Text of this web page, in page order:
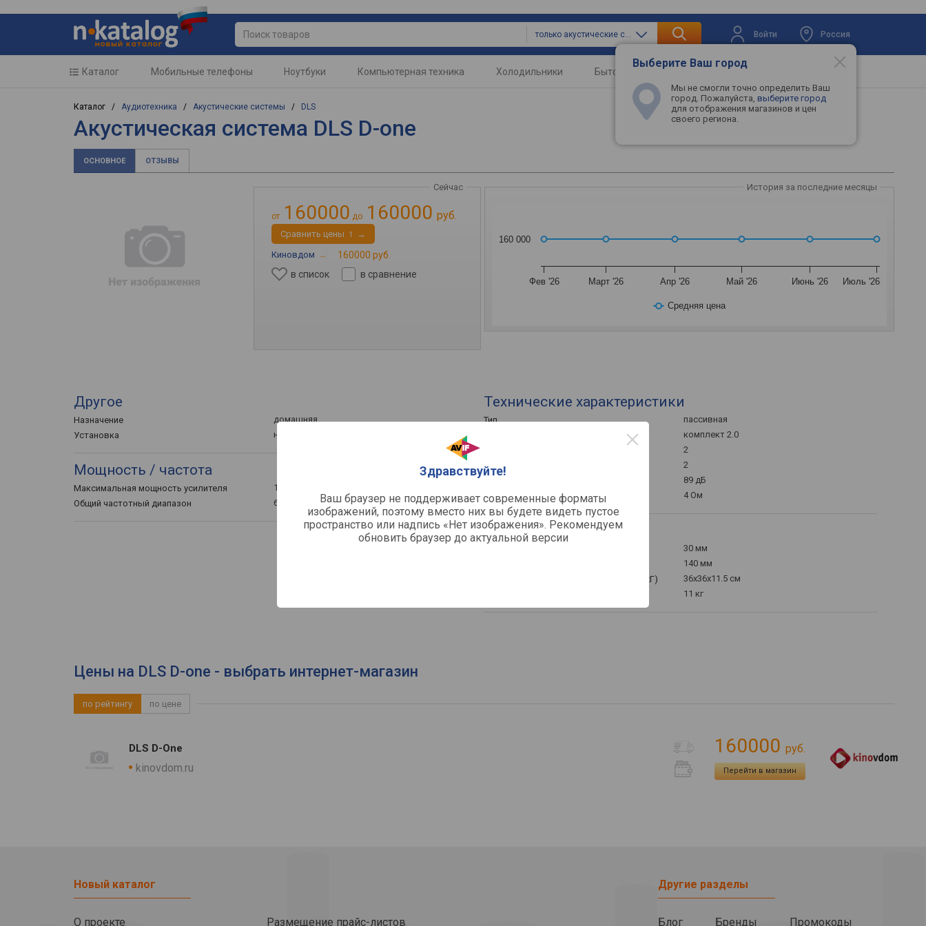
только акустические системы Войти Россия
Выберите Ваш город
Мы не смогли точно определить Ваш
город. Пожалуйста, выберите город
для отображения магазинов и цен
своего региона.
Здравствуйте!
Ваш браузер не поддерживает современные форматы
изображений, поэтому вместо них вы будете видеть пустое
пространство или надпись «Нет изображения». Рекомендуем
обновить браузер до актуальной версии
Каталог Мобильные телефоны Ноутбуки Компьютерная техника Холодильники Бытовая техника Телевизоры
Каталог / Аудиотехника / Акустические системы / DLS
Акустическая система DLS D-one
ОСНОВНОЕ ОТЗЫВЫ
от 160000 до 160000 руб.
Сейчас
Cравнить цены 1
→
Киновдом →
160000 руб.
в список
в сравнение
История за последние месяцы
Средняя цена
Фев '26 Март '26 Апр '26 Май '26 Июнь '26 Июль '26
160 000
Другое
Назначение
домашняя
Установка
настенная
Мощность / частота
Максимальная мощность усилителя
150 Вт
Общий частотный диапазон
62 – 25000 Гц
Технические характеристики
Тип
пасcивная
комплект 2.0
2
Количество полос
2
89 дБ
Импеданс
4 Ом
Общее
30 мм
140 мм
Габариты фронтальных колонок (ВхШхГ)
36x36x11.5 см
11 кг
Цены на DLS D-one - выбрать интернет-магазин
по рейтингу по цене
DLS D-One
kinovdom.ru
160000 руб.
Перейти в магазин
Новый каталог
О проекте Размещение прайс-листов
Другие разделы
Блог Бренды Промокоды